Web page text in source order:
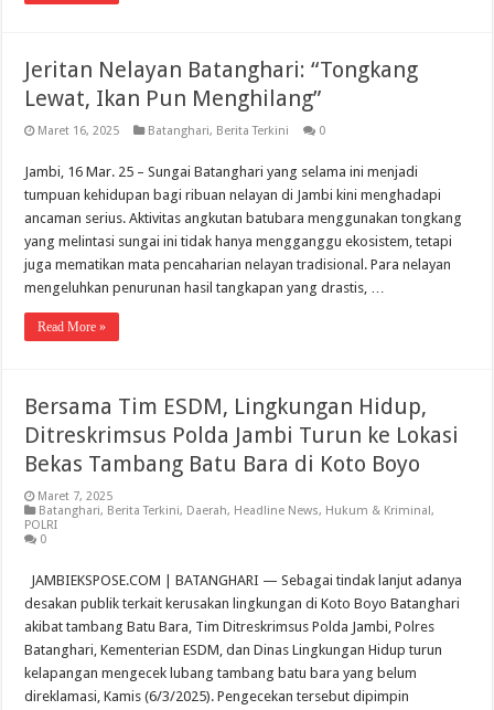
Jeritan Nelayan Batanghari: “Tongkang
Lewat, Ikan Pun Menghilang”
Maret 16, 2025 Batanghari, Berita Terkini 0
Jambi, 16 Mar. 25 – Sungai Batanghari yang selama ini menjadi
tumpuan kehidupan bagi ribuan nelayan di Jambi kini menghadapi
ancaman serius. Aktivitas angkutan batubara menggunakan tongkang
yang melintasi sungai ini tidak hanya mengganggu ekosistem, tetapi
juga mematikan mata pencaharian nelayan tradisional. Para nelayan
mengeluhkan penurunan hasil tangkapan yang drastis, …
Read More »
Bersama Tim ESDM, Lingkungan Hidup,
Ditreskrimsus Polda Jambi Turun ke Lokasi
Bekas Tambang Batu Bara di Koto Boyo
Maret 7, 2025
Batanghari, Berita Terkini, Daerah, Headline News, Hukum & Kriminal,
POLRI
0
JAMBIEKSPOSE.COM | BATANGHARI — Sebagai tindak lanjut adanya
desakan publik terkait kerusakan lingkungan di Koto Boyo Batanghari
akibat tambang Batu Bara, Tim Ditreskrimsus Polda Jambi, Polres
Batanghari, Kementerian ESDM, dan Dinas Lingkungan Hidup turun
kelapangan mengecek lubang tambang batu bara yang belum
direklamasi, Kamis (6/3/2025). Pengecekan tersebut dipimpin